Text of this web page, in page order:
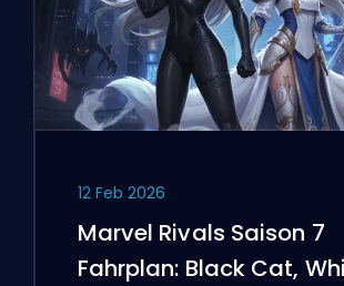
12 Feb 2026
Marvel Rivals Saison 7
Fahrplan: Black Cat,